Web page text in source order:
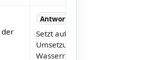
der
Antworttext
Setzt auf konsequente
Umsetzung der
Wasserrahmenrichtlinie,